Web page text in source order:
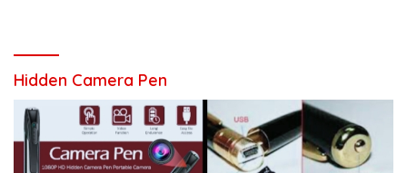
Hidden Camera Pen